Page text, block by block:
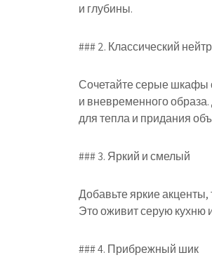
и глубины.
### 2. Классический
Сочетайте серые шкафы
и вневременного
для тепла и придания
### 3. Яркий и смелый
Добавьте яркие
Это оживит серую кухню
### 4. Прибрежный шик